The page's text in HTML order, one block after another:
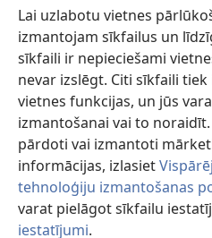
Lai uzlabotu vietnes
izmantojam sīkfailus un
sīkfaili ir nepieciešami
nevar izslēgt. Citi sīkfaili
vietnes funkcijas, un jūs
izmantošanai vai to
pārdoti vai izmantoti
informācijas, izlasiet
tehnoloģiju izmantošanas
varat pielāgot sīkfailu
iestatījumi.
new
Sargtorņa TIEŠSAISTES
(opens
new
window)JW Hub ®
(opens
new
window)JW Library ®
Copyright© 2026 Watch Tower Bible
LIETOŠANAS NOTEIKUMI